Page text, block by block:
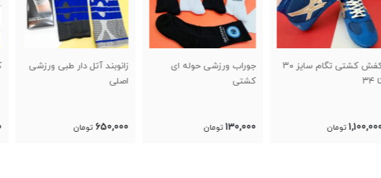
جوراب ورزشی حوله ای
کشتی
130,000 تومان
زانوبند آتل دار طبی ورزشی
اصلی
650,000 تومان
کفش کشتی طرح گلادیاتور
1,100,000 تومان